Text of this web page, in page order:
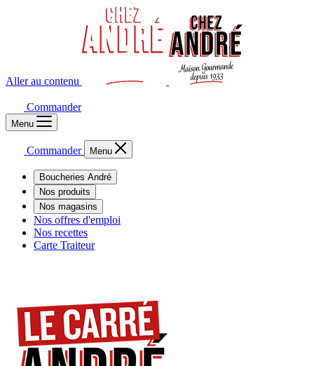
Aller au contenu
Commander
Menu
Commander Menu
Boucheries André
Nos produits
Nos magasins
Nos offres d'emploi
Nos recettes
Carte Traiteur